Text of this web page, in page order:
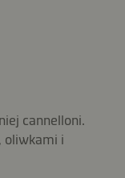
cannelloni.
oliwkami i